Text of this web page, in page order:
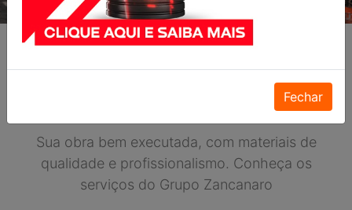
Sua obra bem executada, com materiais de
qualidade e profissionalismo. Conheça os
serviços do Grupo Zancanaro
Fechar